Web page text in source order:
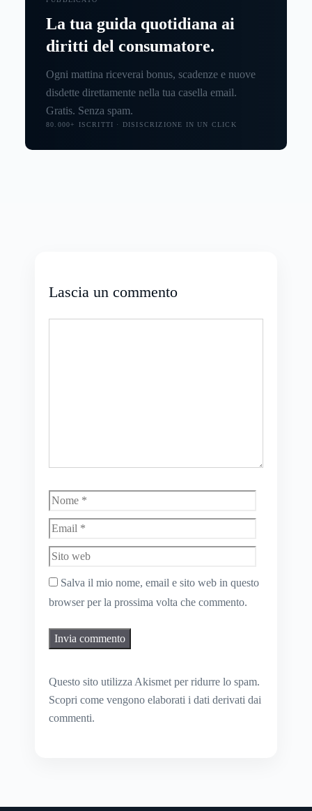
La tua guida quotidiana ai
diritti del consumatore.
Ogni mattina riceverai bonus, scadenze e nuove
disdette direttamente nella tua casella email.
Gratis. Senza spam.
80.000+ ISCRITTI · DISISCRIZIONE IN UN CLICK
Lascia un commento
Nome
web
Salva il mio nome, email e sito web in questo
browser per la prossima volta che commento.
Questo sito utilizza Akismet per ridurre lo spam.
Scopri come vengono elaborati i dati derivati dai
commenti.